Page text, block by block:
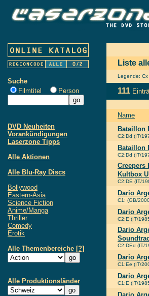
Suche
Filmtitel
Person
DVD Neuheiten
Vorankündigungen
Laserzone Tipps
Alle Aktionen
Alle Blu-Ray Discs
Bollywood
Eastern-Asia
Science Fiction
Anime/Manga
Thriller
Comedy
Erotik
Alle Themenbereiche [?]
Alle Produktionsländer
Liste
Legende: Cx
111
Name
Bataillon
C2:Dd (IT/
Bataillon
C2:Dd (IT/
Creepers
Kultbox
C2:DE (IT/
Dario
C1: (GB/
Dario
C2:E (IT/
Dario
C2:DEd (IT/
Dario
C1:Ee (IT/
Dario
C1:E (IT/